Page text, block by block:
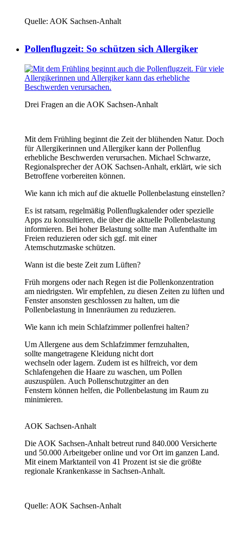
Quelle: AOK Sachsen-Anhalt
Pollenflugzeit: So schützen sich Allergiker
Drei Fragen an die AOK Sachsen-Anhalt
Mit dem Frühling beginnt die Zeit der blühenden Natur. Doch
für Allergikerinnen und Allergiker kann der Pollenflug
erhebliche Beschwerden verursachen. Michael Schwarze,
Regionalsprecher der AOK Sachsen-Anhalt, erklärt, wie sich
Betroffene vorbereiten können.
Wie kann ich mich auf die aktuelle Pollenbelastung einstellen?
Es ist ratsam, regelmäßig Pollenflugkalender oder spezielle
Apps zu konsultieren, die über die aktuelle Pollenbelastung
informieren. Bei hoher Belastung sollte man Aufenthalte im
Freien reduzieren oder sich ggf. mit einer
Atemschutzmaske schützen.
Wann ist die beste Zeit zum Lüften?
Früh morgens oder nach Regen ist die Pollenkonzentration
am niedrigsten. Wir empfehlen, zu diesen Zeiten zu lüften und
Fenster ansonsten geschlossen zu halten, um die
Pollenbelastung in Innenräumen zu reduzieren.
Wie kann ich mein Schlafzimmer pollenfrei halten?
Um Allergene aus dem Schlafzimmer fernzuhalten,
sollte mangetragene Kleidung nicht dort
wechseln oder lagern. Zudem ist es hilfreich, vor dem
Schlafengehen die Haare zu waschen, um Pollen
auszuspülen. Auch Pollenschutzgitter an den
Fenstern können helfen, die Pollenbelastung im Raum zu
minimieren.
AOK Sachsen-Anhalt
Die AOK Sachsen-Anhalt betreut rund 840.000 Versicherte
und 50.000 Arbeitgeber online und vor Ort im ganzen Land.
Mit einem Marktanteil von 41 Prozent ist sie die größte
regionale Krankenkasse in Sachsen-Anhalt.
Quelle: AOK Sachsen-Anhalt